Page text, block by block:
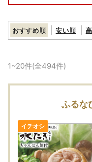
誠に勝手ながら、以下
ご不便をおかけします
8月13日（木）～8月16
---------------------
事務所移転に伴う休業日
8月24日（月）・8月25
※寄附申込は上記期間
おすすめ順 安い順
1~20件(全494件)
ふるな